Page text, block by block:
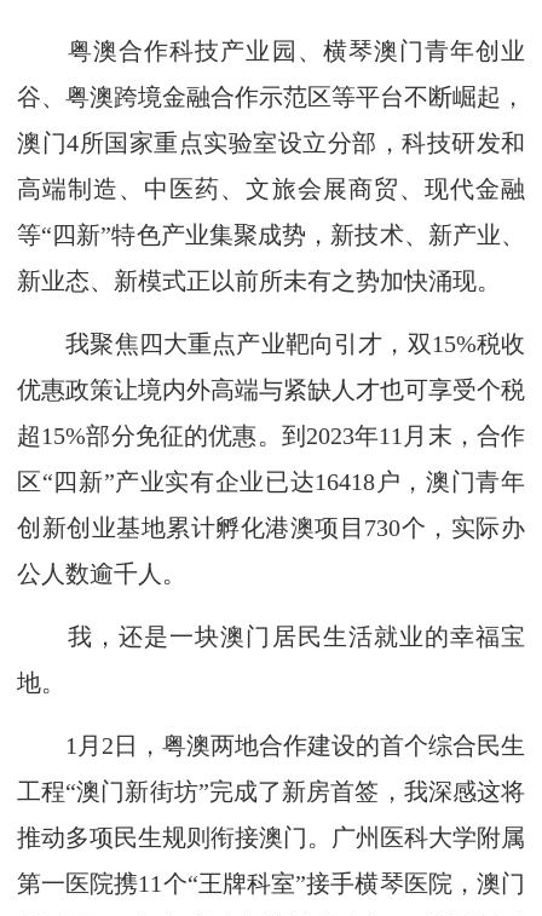
粤澳合作科技产业园、横琴澳门青年创业
谷、粤澳跨境金融合作示范区等平台不断崛起，
澳门4所国家重点实验室设立分部，科技研发和
高端制造、中医药、文旅会展商贸、现代金融
等“四新”特色产业集聚成势，新技术、新产业、
新业态、新模式正以前所未有之势加快涌现。
我聚焦四大重点产业靶向引才，双15%税收
优惠政策让境内外高端与紧缺人才也可享受个税
超15%部分免征的优惠。到2023年11月末，合作
区“四新”产业实有企业已达16418户，澳门青年
创新创业基地累计孵化港澳项目730个，实际办
公人数逾千人。
我，还是一块澳门居民生活就业的幸福宝
地。
1月2日，粤澳两地合作建设的首个综合民生
工程“澳门新街坊”完成了新房首签，我深感这将
推动多项民生规则衔接澳门。广州医科大学附属
第一医院携11个“王牌科室”接手横琴医院，澳门